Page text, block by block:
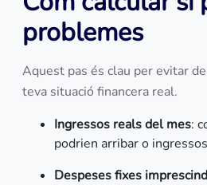
problemes
Aquest pas és clau per evitar
teva situació financera real.
Ingressos reals del mes:
podrien arribar o
Despeses fixes